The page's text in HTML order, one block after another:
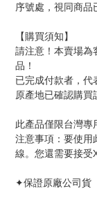
序號處，視同商品
【購買須知】
請注意！本賣場為
已完成付
原產地已確認購
此產品僅限台灣專
注意事項：要使用
線。您還需要接受
✦保證原廠公司貨